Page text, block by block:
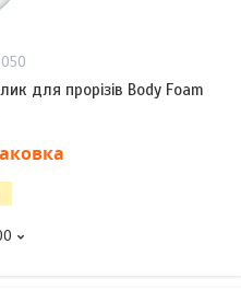
для прорізів Body Foam